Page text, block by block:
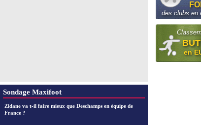
Sondage Maxifoot
Zidane va t-il faire mieux que Deschamps en équipe de
France ?
des clubs en
en